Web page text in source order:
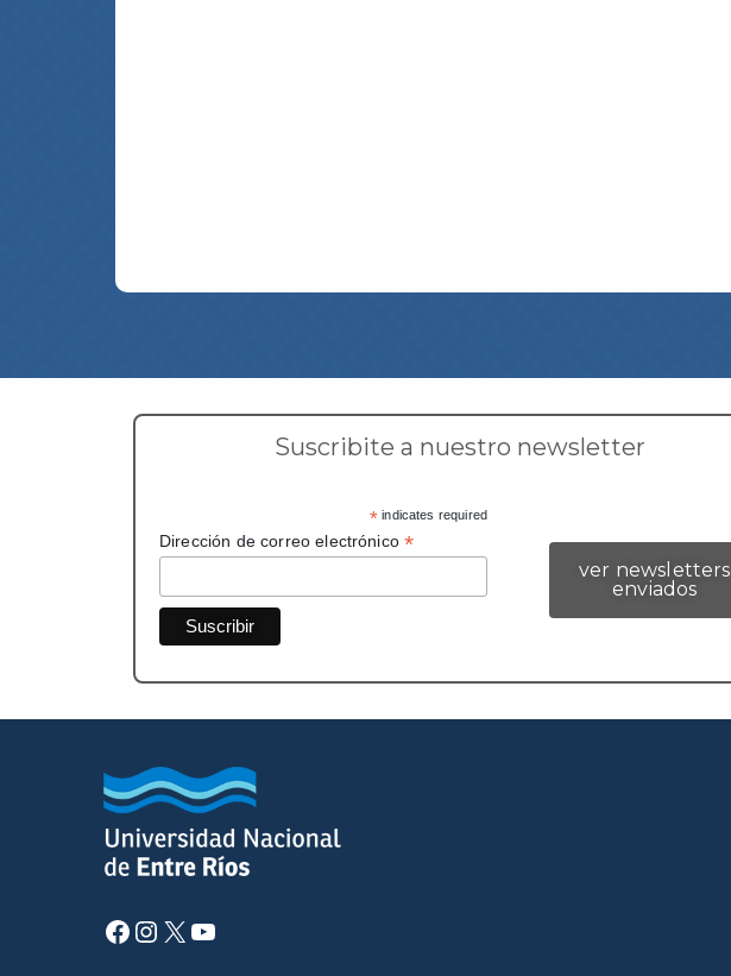
Suscribite a nuestro newsletter
* indicates required
Dirección de correo electrónico*
ver newsletters
enviados